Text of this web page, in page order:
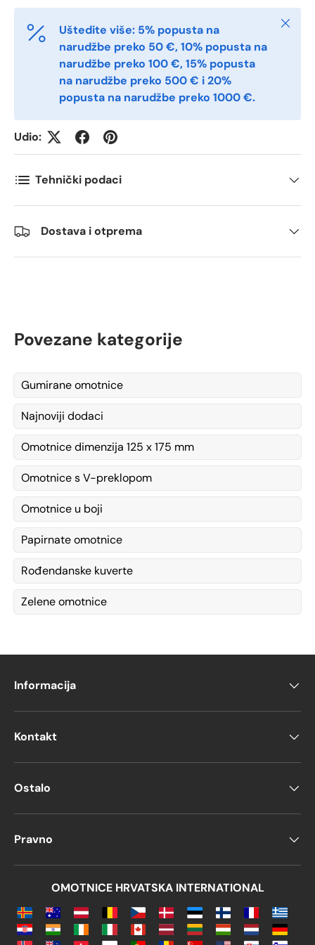
Quantity *
Comments
Uštedite više: 5% popusta na
narudžbe preko 50 €, 10% popusta na
narudžbe preko 100 €, 15% popusta
na narudžbe preko 500 € i 20%
popusta na narudžbe preko 1000 €.
Udio:
Tehnički podaci
Dostava i otprema
Povezane kategorije
Gumirane omotnice
Najnoviji dodaci
Omotnice dimenzija 125 x 175 mm
Omotnice s V-preklopom
Omotnice u boji
Papirnate omotnice
Rođendanske kuverte
Zelene omotnice
Informacija
Kontakt
Ostalo
Pravno
OMOTNICE HRVATSKA INTERNATIONAL